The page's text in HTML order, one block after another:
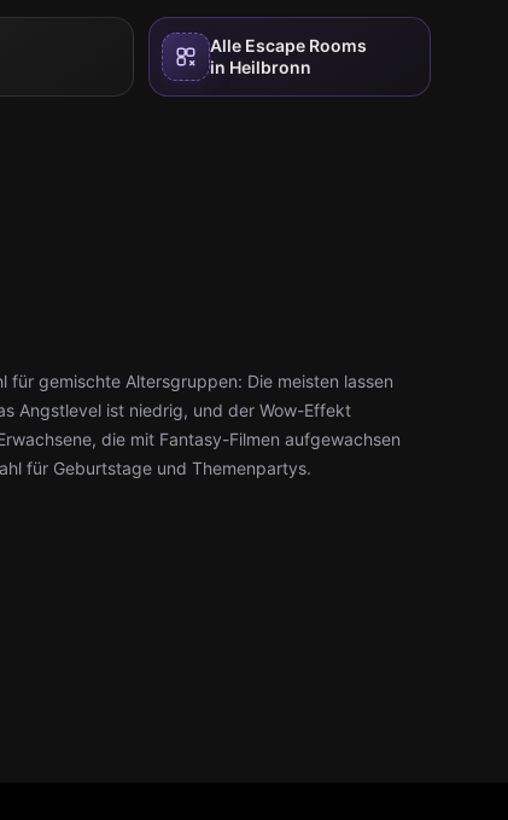
Alle Escape Rooms
in Heilbronn
für gemischte Altersgruppen: Die meisten lassen
Angstlevel ist niedrig, und der Wow-Effekt
die mit Fantasy-Filmen aufgewachsen
für Geburtstage und Themenpartys.